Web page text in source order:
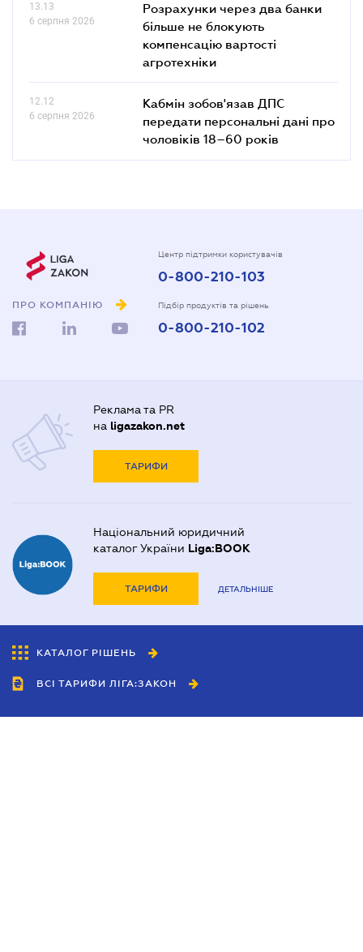
13.13
6 серпня 2026
Розрахунки через два банки
більше не блокують
компенсацію вартості
агротехніки
12.12
6 серпня 2026
Кабмін зобов'язав ДПС
передати персональні дані про
чоловіків 18–60 років
ПРО КОМПАНІЮ
Центр підтримки користувачів
0-800-210-103
Підбір продуктів та рішень
0-800-210-102
Реклама та PR
на ligazakon.net
ТАРИФИ
Національний юридичний
каталог України Liga:BOOK
ТАРИФИ ДЕТАЛЬНІШЕ
КАТАЛОГ РІШЕНЬ
ВСІ ТАРИФИ ЛІГА:ЗАКОН